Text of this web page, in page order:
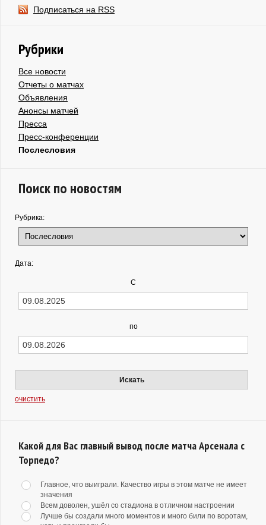
Подписаться на RSS
Рубрики
Все новости
Отчеты о матчах
Объявления
Анонсы матчей
Пресса
Пресс-конференции
Послесловия
Поиск по новостям
Рубрика:
Дата:
С
по
Искать
очистить
Какой для Вас главный вывод после матча Арсенала с
Торпедо?
Главное, что выиграли. Качество игры в этом матче не имеет
значения
Всем доволен, ушёл со стадиона в отличном настроении
Лучше бы создали много моментов и много били по воротам,